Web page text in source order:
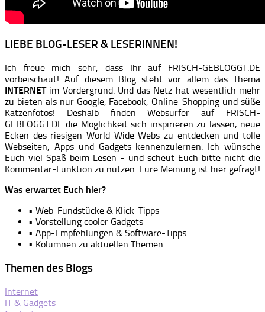
LIEBE BLOG-LESER & LESERINNEN!
Ich freue mich sehr, dass Ihr auf FRISCH-GEBLOGGT.DE
vorbeischaut! Auf diesem Blog steht vor allem das Thema
INTERNETim Vordergrund. Und das Netz hat wesentlich mehr
zu bieten als nur Google, Facebook, Online-Shopping und süße
Katzenfotos! Deshalb finden Websurfer auf FRISCH-
GEBLOGGT.DE die Möglichkeit sich inspirieren zu lassen, neue
Ecken des riesigen World Wide Webs zu entdecken und tolle
Webseiten, Apps und Gadgets kennenzulernen. Ich wünsche
Euch viel Spaß beim Lesen - und scheut Euch bitte nicht die
Kommentar-Funktion zu nutzen: Eure Meinung ist hier gefragt!
Was erwartet Euch hier?
• Web-Fundstücke & Klick-Tipps
• Vorstellung cooler Gadgets
• App-Empfehlungen & Software-Tipps
• Kolumnen zu aktuellen Themen
Themen des Blogs
Internet
IT & Gadgets